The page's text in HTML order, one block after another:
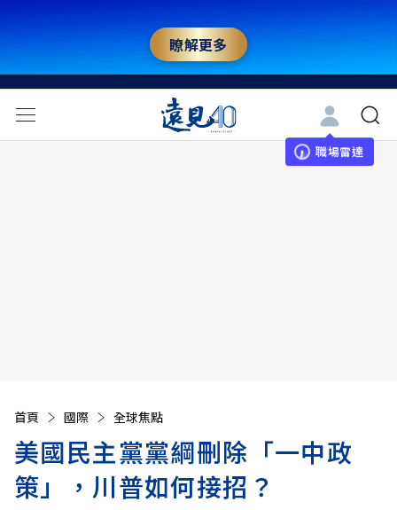
瞭解更多
職場雷達
首頁 國際 全球焦點
美國民主黨黨綱刪除「一中政
策」，川普如何接招？